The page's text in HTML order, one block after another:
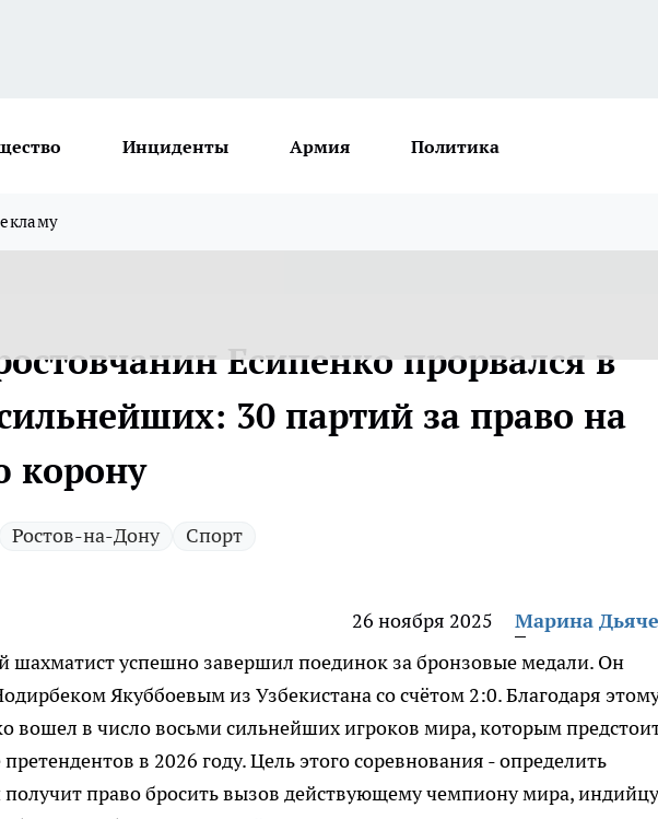
Инциденты Армия Политика
Есипенко прорвался в
30 партий за право на
корону
Ростов-на-Дону Спорт
26 ноября 2025
Марина
шахматист успешно завершил поединок за бронзовые медали. Он
Якуббоевым из Узбекистана со счётом 2:0. Благодаря
вошел в число восьми сильнейших игроков мира, которым
в 2026 году. Цель этого соревнования - определить
право бросить вызов действующему чемпиону мира, индийцу